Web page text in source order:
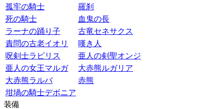
孤牢の騎士
羅刹
死の騎士
血鬼の長
ラーナの踊り子
古竜セネサクス
責問の古老イオリ
嘆き人
呪剣士ラビリス
亜人の剣聖オンジ
亜人の女王マルガ
大赤熊ルガリア
大赤熊ラルバ
赤熊
坩堝の騎士デボニア
装備